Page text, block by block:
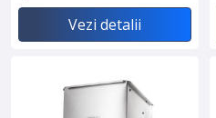
Vezi detalii